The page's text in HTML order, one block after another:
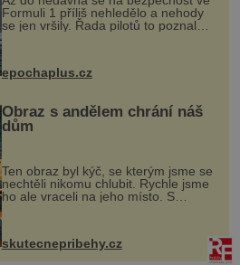
Formuli 1 příliš nehledělo a nehody
se jen vršily. Řada pilotů to poznala
na vlastní kůži, často s trvalými
následky nebo bohužel i ztrátou
života. Dnes nepochopiteln...
epochaplus.cz
Obraz s andělem chrání náš
dům
Ten obraz byl kýč, se kterým jsme se
nechtěli nikomu chlubit. Rychle jsme
ho ale vraceli na jeho místo. S
manželem Vaškem jsme si pořídili
chaloupku, takový domek na severu
Čech, kde jsme si naplánova...
skutecnepribehy.cz